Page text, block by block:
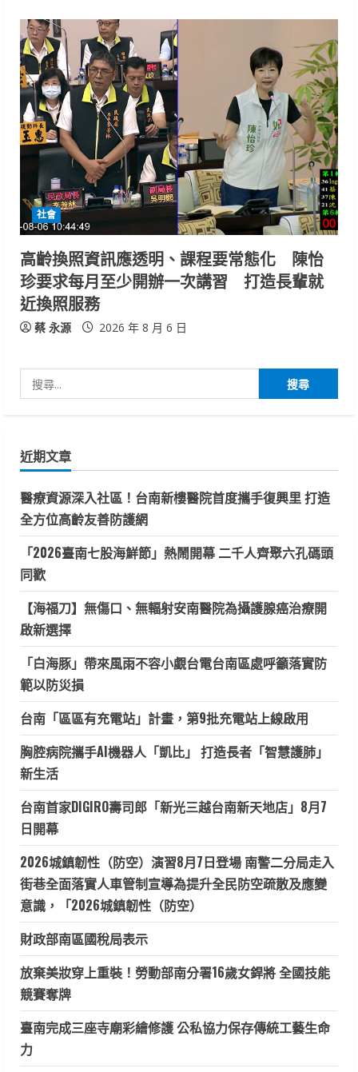
社會
高齡換照資訊應透明、課程要常態化 陳怡
珍要求每月至少開辦一次講習 打造長輩就
近換照服務
蔡 永源 2026 年 8 月 6 日
尋
字:
近期文章
醫療資源深入社區！台南新樓醫院首度攜手復興里 打造
全方位高齡友善防護網
「2026臺南七股海鮮節」熱鬧開幕 二千人齊聚六孔碼頭
同歡
【海福刀】無傷口、無輻射安南醫院為攝護腺癌治療開
啟新選擇
「白海豚」帶來風雨不容小覷台電台南區處呼籲落實防
範以防災損
台南「區區有充電站」計畫，第9批充電站上線啟用
胸腔病院攜手AI機器人「凱比」 打造長者「智慧護肺」
新生活
台南首家DIGIRO壽司郎「新光三越台南新天地店」8月7
日開幕
2026城鎮韌性（防空）演習8月7日登場 南警二分局走入
街巷全面落實人車管制宣導為提升全民防空疏散及應變
意識，「2026城鎮韌性（防空）
財政部南區國稅局表示
放棄美妝穿上重裝！勞動部南分署16歲女銲將 全國技能
競賽奪牌
臺南完成三座寺廟彩繪修護 公私協力保存傳統工藝生命
力